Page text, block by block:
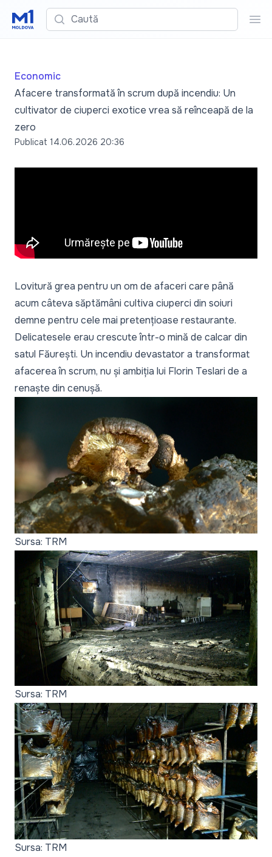
Caută
Economic
Afacere transformată în scrum după incendiu: Un
cultivator de ciuperci exotice vrea să reînceapă de la
zero
Publicat 14.06.2026 20:36
Lovitură grea pentru un om de afaceri care până
acum câteva săptămâni cultiva ciuperci din soiuri
demne pentru cele mai pretențioase restaurante.
Delicatesele erau crescute într-o mină de calcar din
satul Făurești. Un incendiu devastator a transformat
afacerea în scrum, nu și ambiția lui Florin Teslari de a
renaște din cenușă.
Sursa: TRM
Sursa: TRM
Sursa: TRM